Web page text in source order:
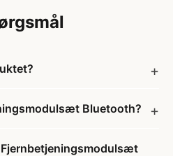
Bluetooth?